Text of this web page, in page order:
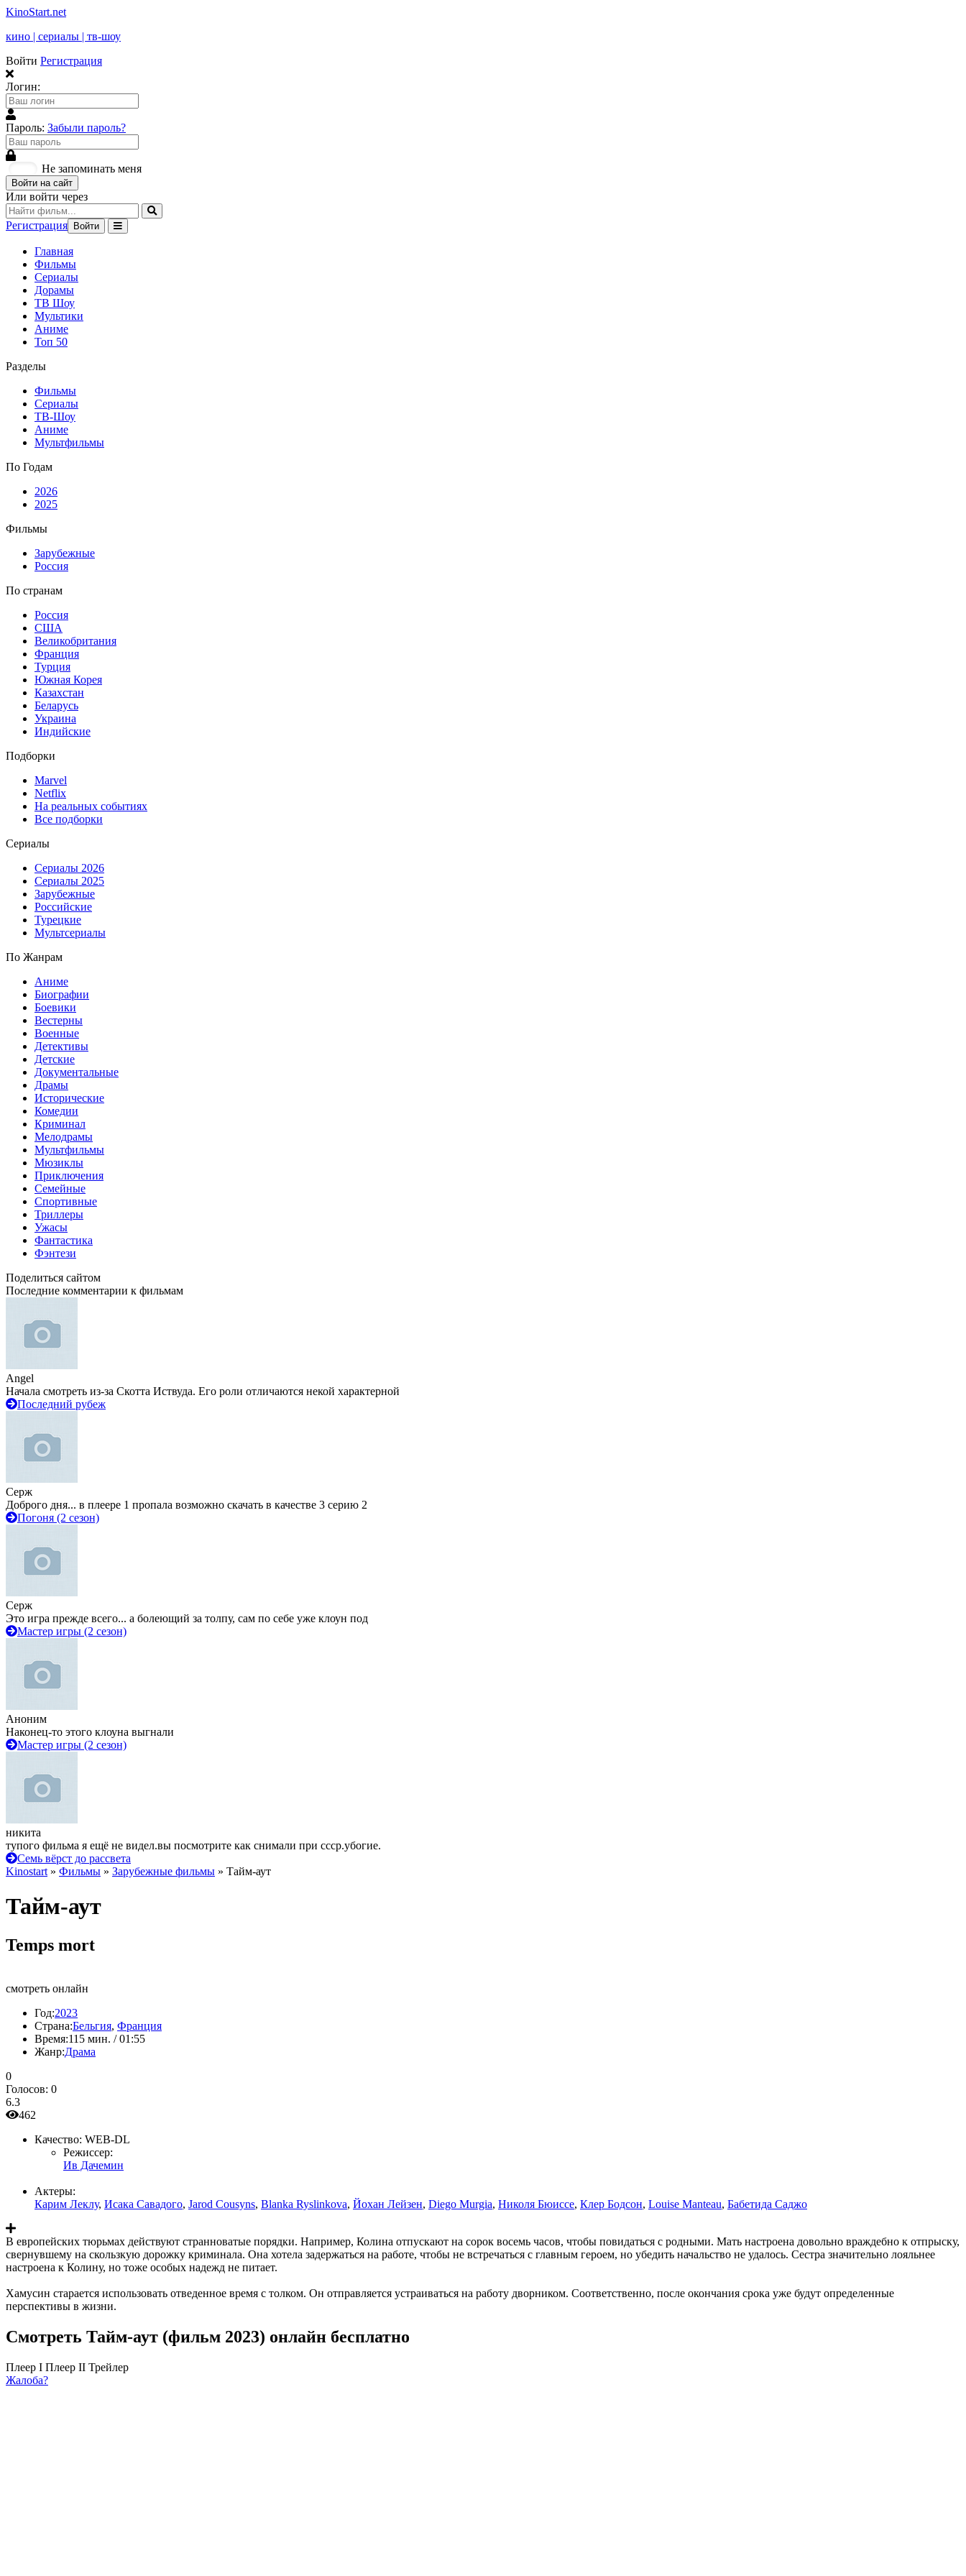
KinoStart.net
кино | сериалы | тв-шоу
Войти Регистрация
Логин:
Пароль: Забыли пароль?
Не запоминать меня
Войти на сайт
Или войти через
Регистрация Войти
Главная
Фильмы
Сериалы
Дорамы
ТВ Шоу
Мультики
Аниме
Топ 50
Разделы
Фильмы
Сериалы
ТВ-Шоу
Аниме
Мультфильмы
По Годам
2026
2025
Фильмы
Зарубежные
Россия
По странам
Россия
США
Великобритания
Франция
Турция
Южная Корея
Казахстан
Беларусь
Украина
Индийские
Подборки
Marvel
Netflix
На реальных событиях
Все подборки
Сериалы
Сериалы 2026
Сериалы 2025
Зарубежные
Российские
Турецкие
Мультсериалы
По Жанрам
Аниме
Биографии
Боевики
Вестерны
Военные
Детективы
Детские
Документальные
Драмы
Исторические
Комедии
Криминал
Мелодрамы
Мультфильмы
Мюзиклы
Приключения
Семейные
Спортивные
Триллеры
Ужасы
Фантастика
Фэнтези
Поделиться сайтом
Последние комментарии к фильмам
Angel
Начала смотреть из-за Скотта Иствуда. Его роли отличаются некой характерной
Последний рубеж
Серж
Доброго дня... в плеере 1 пропала возможно скачать в качестве 3 серию 2
Погоня (2 сезон)
Серж
Это игра прежде всего... а болеющий за толпу, сам по себе уже клоун под
Мастер игры (2 сезон)
Аноним
Наконец-то этого клоуна выгнали
Мастер игры (2 сезон)
никита
тупого фильма я ещё не видел.вы посмотрите как снимали при ссср.убогие.
Семь вёрст до рассвета
Kinostart » Фильмы » Зарубежные фильмы » Тайм-аут
Тайм-аут
Temps mort
смотреть онлайн
Год:2023
Страна:Бельгия, Франция
Время:115 мин. / 01:55
Жанр:Драма
0
Голосов: 0
6.3
462
Качество: WEB-DL
Режиссер:
Ив Дачемин
Актеры:
Карим Леклу, Исака Савадого, Jarod Cousyns, Blanka Ryslinkova, Йохан Лейзен, Diego Murgia, Николя Бюиссе, Клер Бодсон, Louise Manteau, Бабетида Саджо
В европейских тюрьмах действуют странноватые порядки. Например, Колина отпускают на сорок восемь часов, чтобы повидаться с родными. Мать настроена довольно враждебно к отпрыску,
свернувшему на скользкую дорожку криминала. Она хотела задержаться на работе, чтобы не встречаться с главным героем, но убедить начальство не удалось. Сестра значительно лояльнее
настроена к Колину, но тоже особых надежд не питает.
Хамусин старается использовать отведенное время с толком. Он отправляется устраиваться на работу дворником. Соответственно, после окончания срока уже будут определенные
перспективы в жизни.
Смотреть Тайм-аут (фильм 2023) онлайн бесплатно
Плеер I Плеер II Трейлер
Жалоба?